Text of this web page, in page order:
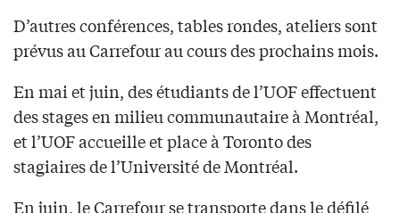
D’autres conférences, tables rondes, ateliers sont
prévus au Carrefour au cours des prochains mois.
En mai et juin, des étudiants de l’UOF effectuent
des stages en milieu communautaire à Montréal,
et l’UOF accueille et place à Toronto des
stagiaires de l’Université de Montréal.
En juin, le Carrefour se transporte dans le défilé